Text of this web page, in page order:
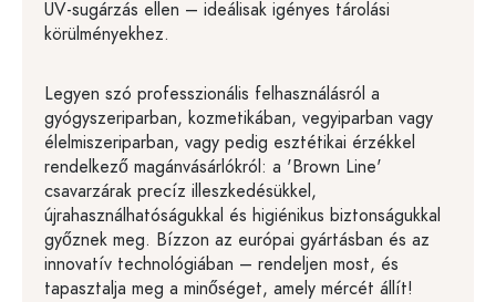
UV-sugárzás ellen – ideálisak igényes tárolási
körülményekhez.
Legyen szó professzionális felhasználásról a
gyógyszeriparban, kozmetikában, vegyiparban vagy
élelmiszeriparban, vagy pedig esztétikai érzékkel
rendelkező magánvásárlókról: a 'Brown Line'
csavarzárak precíz illeszkedésükkel,
újrahasználhatóságukkal és higiénikus biztonságukkal
győznek meg. Bízzon az európai gyártásban és az
innovatív technológiában – rendeljen most, és
tapasztalja meg a minőséget, amely mércét állít!